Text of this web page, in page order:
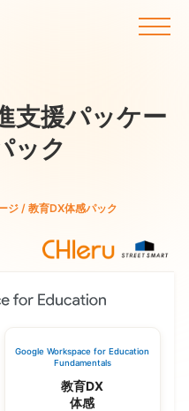
支援パッケー
ック
ジ / 教育DX体感パック
Google Workspace for Education
Fundamentals
教育DX
体感